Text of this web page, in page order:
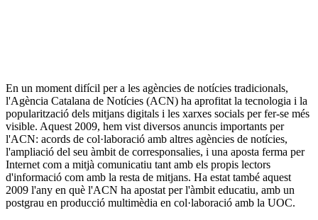
En un moment difícil per a les agències de notícies tradicionals,
l'Agència Catalana de Notícies (ACN) ha aprofitat la tecnologia i la
popularització dels mitjans digitals i les xarxes socials per fer-se més
visible. Aquest 2009, hem vist diversos anuncis importants per
l'ACN: acords de col·laboració amb altres agències de notícies,
l'ampliació del seu àmbit de corresponsalies, i una aposta ferma per
Internet com a mitjà comunicatiu tant amb els propis lectors
d'informació com amb la resta de mitjans. Ha estat també aquest
2009 l'any en què l'ACN ha apostat per l'àmbit educatiu, amb un
postgrau en producció multimèdia en col·laboració amb la UOC.